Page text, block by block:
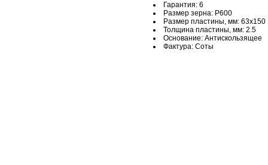
Гарантия: 6
Размер зерна: Р600
Размер пластины, мм: 63х150
Толщина пластины, мм: 2.5
Основание: Антискользящее
Фактура: Соты